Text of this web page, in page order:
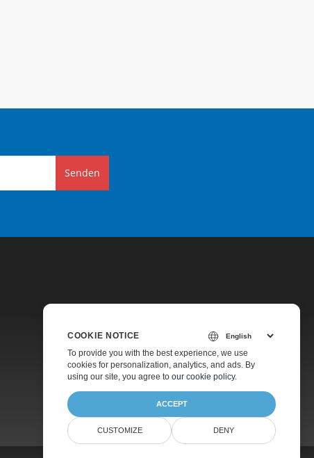
Senden
Preise
Kostenlose Beratung
Über
COOKIE NOTICE
To provide you with the best experience, we use
cookies for personalization, analytics, and ads. By
using our site, you agree to our cookie policy.
ACCEPT
CUSTOMIZE DENY